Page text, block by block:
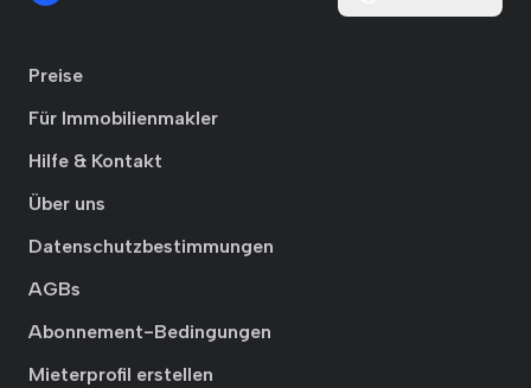
Preise
Für Immobilienmakler
Hilfe & Kontakt
Über uns
Datenschutzbestimmungen
AGBs
Abonnement-Bedingungen
Mieterprofil erstellen